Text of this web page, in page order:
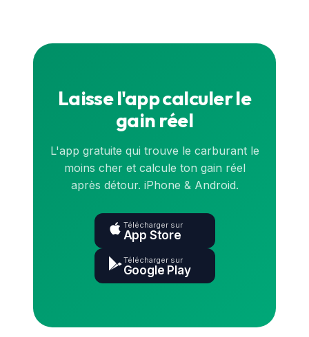
Laisse l'app calculer le
gain réel
L'app gratuite qui trouve le carburant le
moins cher et calcule ton gain réel
après détour. iPhone & Android.
Télécharger sur
App Store
Télécharger sur
Google Play